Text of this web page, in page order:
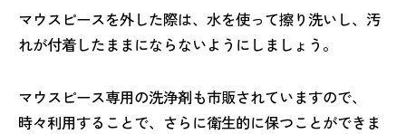
マウスピースを外した際は、水を使って擦り洗いし、汚
れが付着したままにならないようにしましょう。
マウスピース専用の洗浄剤も市販されていますので、
時々利用することで、さらに衛生的に保つことができま